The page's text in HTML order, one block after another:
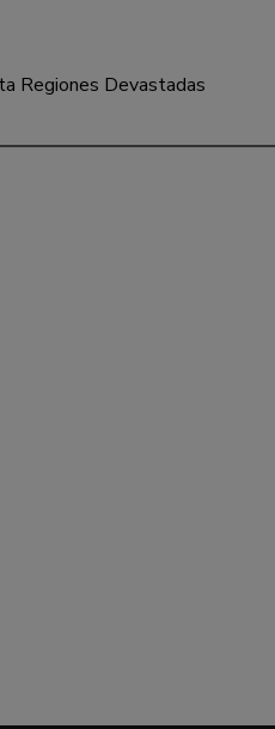
Regiones Devastadas